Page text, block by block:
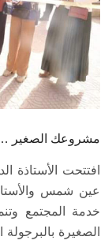
مشروعك الصغير
افتتحت الأستاذة
عين شمس
خدمة المجتمع
الصغيرة